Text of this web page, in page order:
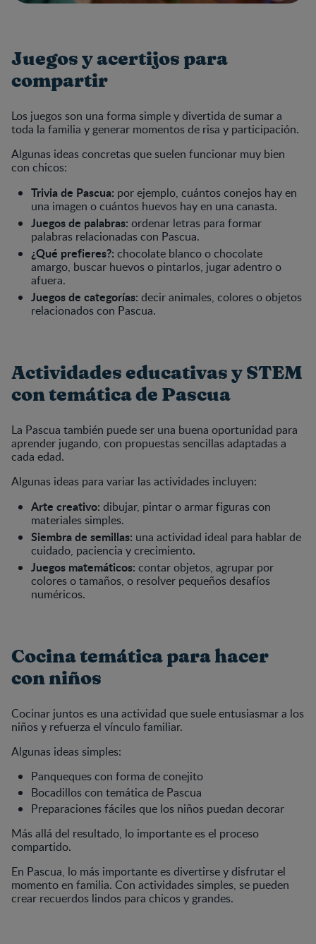
Juegos y acertijos para
compartir
Los juegos son una forma simple y divertida de sumar a
toda la familia y generar momentos de risa y participación.
Algunas ideas concretas que suelen funcionar muy bien
con chicos:
Trivia de Pascua: por ejemplo, cuántos conejos hay en
una imagen o cuántos huevos hay en una canasta.
Juegos de palabras: ordenar letras para formar
palabras relacionadas con Pascua.
¿Qué prefieres?: chocolate blanco o chocolate
amargo, buscar huevos o pintarlos, jugar adentro o
afuera.
Juegos de categorías: decir animales, colores o objetos
relacionados con Pascua.
Actividades educativas y STEM
con temática de Pascua
La Pascua también puede ser una buena oportunidad para
aprender jugando, con propuestas sencillas adaptadas a
cada edad.
Algunas ideas para variar las actividades incluyen:
Arte creativo: dibujar, pintar o armar figuras con
materiales simples.
Siembra de semillas: una actividad ideal para hablar de
cuidado, paciencia y crecimiento.
Juegos matemáticos: contar objetos, agrupar por
colores o tamaños, o resolver pequeños desafíos
numéricos.
Cocina temática para hacer
con niños
Cocinar juntos es una actividad que suele entusiasmar a los
niños y refuerza el vínculo familiar.
Algunas ideas simples:
Panqueques con forma de conejito
Bocadillos con temática de Pascua
Preparaciones fáciles que los niños puedan decorar
Más allá del resultado, lo importante es el proceso
compartido.
En Pascua, lo más importante es divertirse y disfrutar el
momento en familia. Con actividades simples, se pueden
crear recuerdos lindos para chicos y grandes.